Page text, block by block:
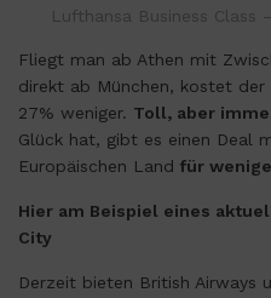
Lufthansa Business Class
Fliegt man ab Athen mit
direkt ab München, kostet der
27% weniger. Toll, aber
Glück hat, gibt es einen Deal
Europäischen Land für
Hier am Beispiel eines
City
Derzeit bieten British Airways